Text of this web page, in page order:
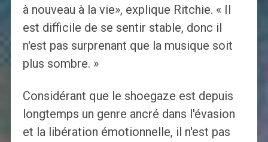
à nouveau à la vie», explique Ritchie. « Il
est difficile de se sentir stable, donc il
n'est pas surprenant que la musique soit
plus sombre. »
Considérant que le shoegaze est depuis
longtemps un genre ancré dans l'évasion
et la libération émotionnelle, il n'est pas